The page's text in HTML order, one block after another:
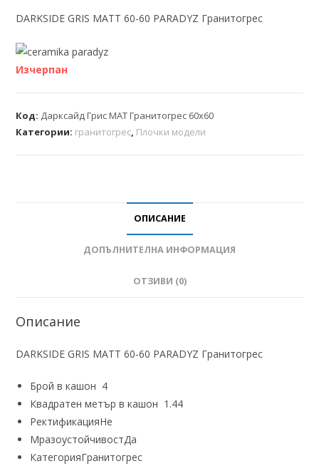
DARKSIDE GRIS MATT 60-60 PARADYZ Гранитогрес
Изчерпан
Код: Дарксайд Грис МАТ Гранитогрес 60х60
Категории: гранитогрес, Плочки модели
ОПИСАНИЕ
ДОПЪЛНИТЕЛНА ИНФОРМАЦИЯ
ОТЗИВИ (0)
Описание
DARKSIDE GRIS MATT 60-60 PARADYZ Гранитогрес
Брой в кашон 4
Квадратен метър в кашон 1.44
РектификацияНе
МразоустойчивостДа
КатегорияГранитогрес